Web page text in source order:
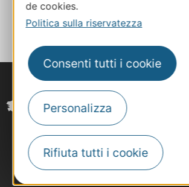
de cookies.
Politica sulla riservatezza
Consenti tutti i cookie
Personalizza
Rifiuta tutti i cookie
AGGIUNGI